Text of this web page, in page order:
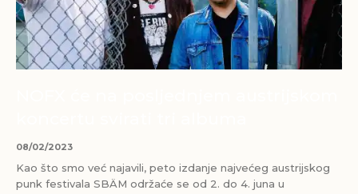
08/02/2023
Kao što smo već najavili, peto izdanje najvećeg austrijskog
punk festivala SBÄM održaće se od 2. do 4. juna u